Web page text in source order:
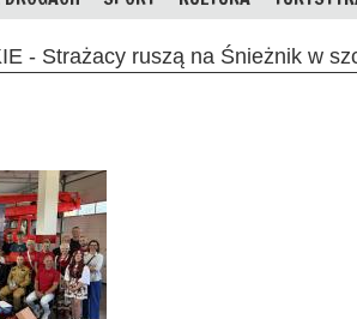
- Strażacy ruszą na Śnieżnik w